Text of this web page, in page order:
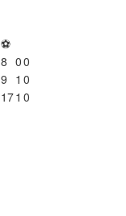
⚽
8 00
9 1 0
171 0